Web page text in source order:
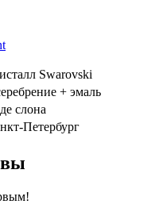
Swarovski
+ эмаль
слона
Петербург